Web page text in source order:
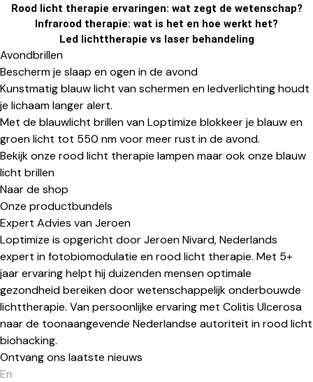
Rood licht therapie ervaringen: wat zegt de wetenschap?
Infrarood therapie: wat is het en hoe werkt het?
Led lichttherapie vs laser behandeling
Avondbrillen
Bescherm je slaap en ogen in de avond
Kunstmatig blauw licht van schermen en ledverlichting houdt
je lichaam langer alert.
Met de blauwlicht brillenvan Loptimize blokkeer je blauw en
groen licht tot 550 nm voor meer rust in de avond.
Bekijk onze rood licht therapie lampen maar ook onze blauw
licht brillen
Naar de shop
Onze productbundels
Expert Advies van Jeroen
Loptimize is opgericht door Jeroen Nivard, Nederlands
expert in fotobiomodulatie en rood licht therapie. Met 5+
jaar ervaring helpt hij duizenden mensen optimale
gezondheid bereiken door wetenschappelijk onderbouwde
lichttherapie. Van persoonlijke ervaring met Colitis Ulcerosa
naar de toonaangevende Nederlandse autoriteit in rood licht
biohacking.
Ontvang ons laatste nieuws